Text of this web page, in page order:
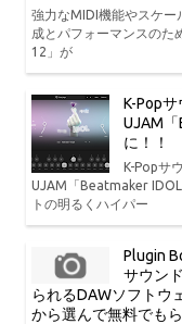
強力なMIDI機能やスケー
成とパフォーマンスのた
12」が
K-Pop
UJAM「
に！！
K-Popサ
UJAM「Beatmaker
トの明るくハイパー
Plugin
サウン
られるDAWソフトウ
から選んで無料でも